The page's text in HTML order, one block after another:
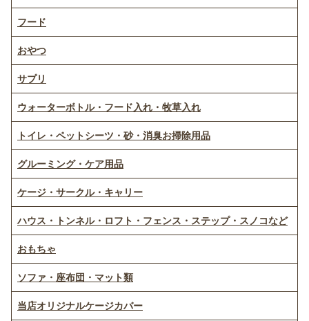
フード
おやつ
サプリ
ウォーターボトル・フード入れ・牧草入れ
トイレ・ペットシーツ・砂・消臭お掃除用品
グルーミング・ケア用品
ケージ・サークル・キャリー
ハウス・トンネル・ロフト・フェンス・ステップ・スノコなど
おもちゃ
ソファ・座布団・マット類
当店オリジナルケージカバー